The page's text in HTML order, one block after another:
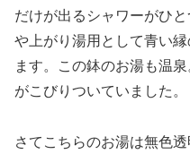
だけが出るシャワーがひ
や上がり湯用として青い
ます。この鉢のお湯も温
がこびりついていました。
さてこちらのお湯は無色